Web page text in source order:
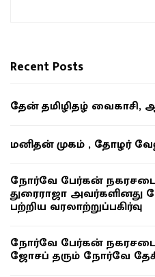
Recent Posts
தேன் தமிழிதழ் வைகாசி,
மனிதன் முகம் , தோழர்
நோர்வே பேர்கன் நகரசபை
துரைராஜா அவர்களினது
பற்றிய வரலாற்றுப்பகிர்வு
நோர்வே பேர்கன்
ஜோசப் தரும் நோர்வே